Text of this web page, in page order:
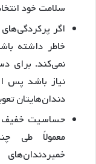
سلامت خود
اگر
خاطر داشته
نمی‌کند. برای
نیاز باشد پس
دندان‌هایتان
حساسیت خفیف
معمولاً طی